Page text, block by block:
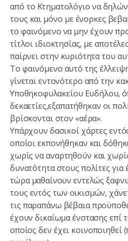
από το Κτηματολόγιο να
τους και μόνο με ένορκες
το φαινόμενο να μην έχουν
τίτλοι ιδιοκτησίας, με
παίρνει στην κυριότητα του
Το φαινόμενο αυτό της
γίνεται εντονότερο από την
Υποθηκοφυλακείου Ευδήλου,
δεκαετίες,εξαπατήθηκαν οι
βρίσκονται στον «αέρα».
Υπάρχουν δασικοί χάρτες
οποίοι εκπονήθηκαν και
χωρίς να αναρτηθούν και
δυνατότητα στους πολίτες για
τώρα μαθαίνουν εντελώς
τους εντός των οικισμών,
τις παραπάνω βέβαια
έχουν δικαίωμα ένστασης επί
οποίος δεν έχει κοινοποιηθεί